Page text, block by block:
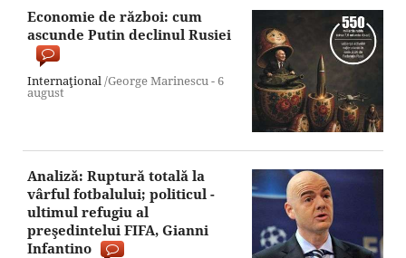
Economie de război: cum
ascunde Putin declinul Rusiei
Internaţional /George Marinescu -6
august
Analiză: Ruptură totală la
vârful fotbalului; politicul -
ultimul refugiu al
preşedintelui FIFA, Gianni
Infantino